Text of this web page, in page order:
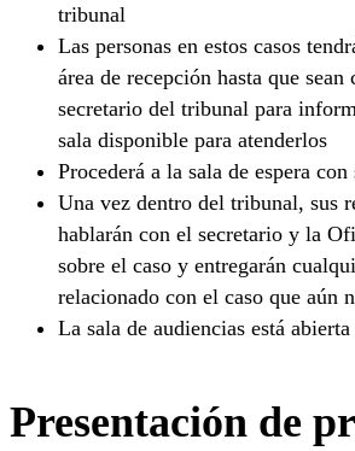
tribunal
Las personas en estos casos
área de recepción hasta que sean
secretario del tribunal para
sala disponible para atenderlos
Procederá a la sala de espera con
Una vez dentro del tribunal, sus
hablarán con el secretario y la
sobre el caso y entregarán
relacionado con el caso que aún
La sala de audiencias está
Presentación de